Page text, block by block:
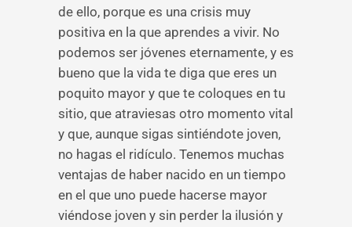
de ello, porque es una crisis muy
positiva en la que aprendes a vivir. No
podemos ser jóvenes eternamente, y es
bueno que la vida te diga que eres un
poquito mayor y que te coloques en tu
sitio, que atraviesas otro momento vital
y que, aunque sigas sintiéndote joven,
no hagas el ridículo. Tenemos muchas
ventajas de haber nacido en un tiempo
en el que uno puede hacerse mayor
viéndose joven y sin perder la ilusión y